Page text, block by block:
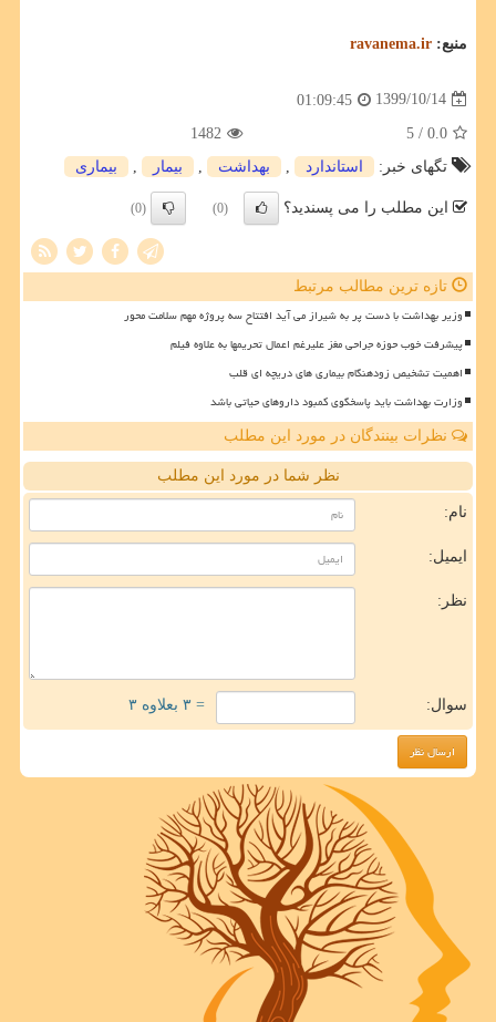
منبع: ravanema.ir
1399/10/14
01:09:45
0.0
/ 5
1482
تگهای خبر:
استاندارد بهداشت بیمار بیماری
این مطلب را می پسندید؟ (0)
(0)
تازه ترین مطالب مرتبط
وزیر بهداشت با دست پر به شیراز می آید افتتاح سه پروژه مهم سلامت محور
پیشرفت خوب حوزه جراحی مغز علیرغم اعمال تحریمها به علاوه فیلم
اهمیت تشخیص زودهنگام بیماری های دریچه ای قلب
وزارت بهداشت باید پاسخگوی کمبود داروهای حیاتی باشد
نظرات بینندگان در مورد این مطلب
نظر شما در مورد این مطلب
نام:
ایمیل:
نظر:
سوال: = ۳ بعلاوه ۳